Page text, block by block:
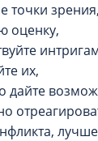
точки
оценку,
их,
дайте